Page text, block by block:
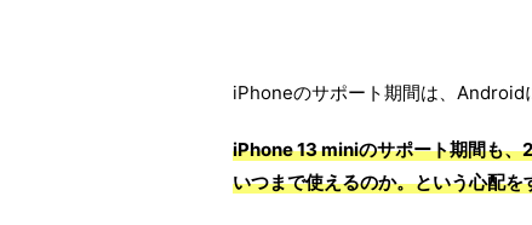
iPhoneのサポート期間は、Android
iPhone 13 miniのサポート期間も、
いつまで使えるのか。という心配